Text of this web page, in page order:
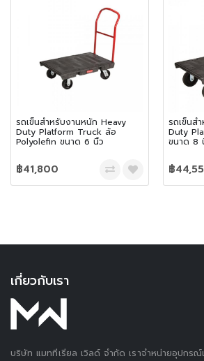
รถเข็นสำหรับงานหนัก Heavy
Duty Platform Truck ล้อ
Polyolefin ขนาด 6 นิ้ว
฿41,800
รถเข็นส
Duty
ขนาด 8
฿
เกี่ยวกับเรา
บริษัท แมททีเรียล เวิลด์ จำกัด เราจำหน่ายอุปกรณ์